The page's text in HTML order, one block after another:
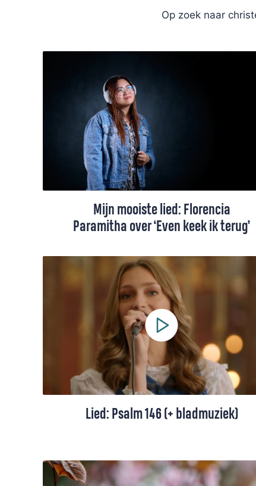
Op zoek naar
Mijn mooiste lied: Florencia
Paramitha over ‘Even keek ik terug’
“We kijken meestal vooruit. Dit lied helpt
mij om terug te kijken op mijn levensweg
tot nu toe. Het was een kronkelige en
moeilijke weg, maar ik liep niet alleen”,
de Indonesische Florencia Paramitha. Ze
bespreekt haar favoriete lied, 'Even keek ik
terug'.
Lied: Psalm 146 (+ bladmuziek)
loflied voor God, die bevrijdt, recht doet
omziet naar wie kwetsbaar zijn.